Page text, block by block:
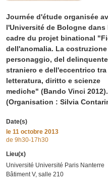
Journée d'étude organisée
l'Université de Bologne dans
cadre du projet binational
dell'anomalia. La costruzione
personaggio, del
straniero e dell'eccentrico tra
letteratura, diritto e scienze
mediche" (Bando Vinci 2012).
(Organisation : Silvia
Date(s)
le 11 octobre 2013
de 9h30-17h30
Lieu(x)
Université Université Paris Nanterre
Bâtiment V, salle 210